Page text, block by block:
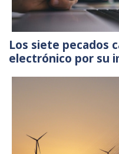
Los siete pecados
electrónico por su